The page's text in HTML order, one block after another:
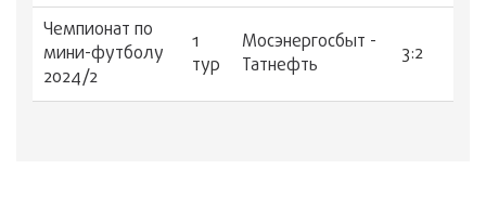
Чемпионат по
мини-футболу
2024/2
1
тур
Мосэнергосбыт -
Татнефть
3:2